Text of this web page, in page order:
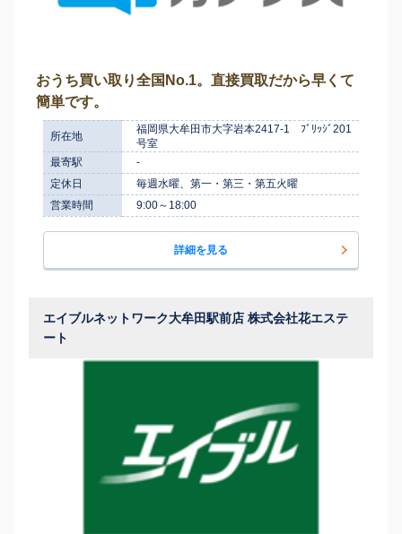
おうち買い取り全国No.1。直接買取だから早くて
簡単です。
所在地
福岡県大牟田市大字岩本2417-1 ﾌﾞﾘｯｼﾞ201
号室
最寄駅
-
定休日
毎週水曜、第一・第三・第五火曜
営業時間
9:00～18:00
詳細を見る
エイブルネットワーク大牟田駅前店 株式会社花エステ
ート